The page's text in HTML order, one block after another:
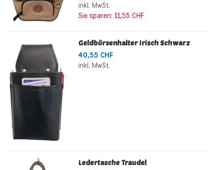
inkl. MwSt.
Sie sparen: 11,55 CHF
Geldbörsenhalter Irisch Schwarz
40,55 CHF
inkl. MwSt.
Ledertasche Traudel